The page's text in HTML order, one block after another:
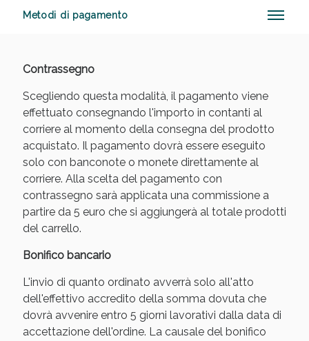
Metodi di pagamento
Contrassegno
Scegliendo questa modalità, il pagamento viene
effettuato consegnando l'importo in contanti al
corriere al momento della consegna del prodotto
acquistato. Il pagamento dovrà essere eseguito
solo con banconote o monete direttamente al
corriere. Alla scelta del pagamento con
contrassegno sarà applicata una commissione a
partire da 5 euro che si aggiungerà al totale prodotti
del carrello.
Bonifico bancario
L'invio di quanto ordinato avverrà solo all'atto
dell'effettivo accredito della somma dovuta che
dovrà avvenire entro 5 giorni lavorativi dalla data di
accettazione dell'ordine. La causale del bonifico
Benessere Intestinale: Sconto fino al 55% valido
oggi!